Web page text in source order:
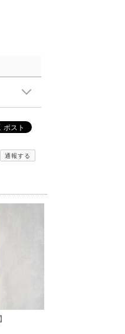
通報する